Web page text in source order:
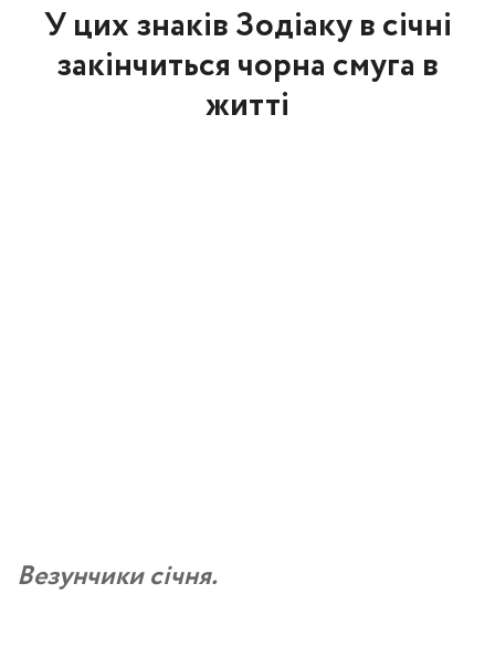
У цих знаків Зодіаку в січні
закінчиться чорна смуга в
житті
Везунчики січня.